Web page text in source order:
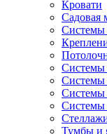
Кровати
Садовая
Системы
Системы
Системы
Системы
Системы
Тумбы и